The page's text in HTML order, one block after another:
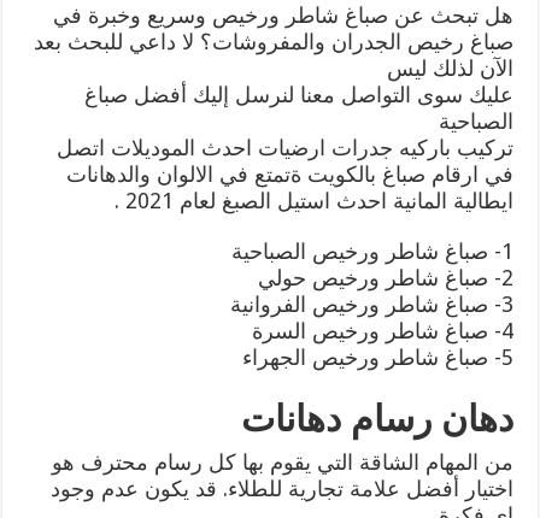
هل تبحث عن صباغ شاطر ورخيص وسريع وخبرة في
صباغ رخيص الجدران والمفروشات؟ لا داعي للبحث بعد
الآن لذلك ليس
عليك سوى التواصل معنا لنرسل إليك أفضل صباغ
الصباحية
تركيب باركيه جدرات ارضيات احدث الموديلات اتصل
في ارقام صباغ بالكويت ةتمتع في الالوان والدهانات
ايطالية المانية احدث استيل الصبغ لعام 2021 .
1- صباغ شاطر ورخيص الصباحية
2- صباغ شاطر ورخيص حولي
3- صباغ شاطر ورخيص الفروانية
4- صباغ شاطر ورخيص السرة
5- صباغ شاطر ورخيص الجهراء
دهان رسام دهانات
من المهام الشاقة التي يقوم بها كل رسام محترف هو
اختيار أفضل علامة تجارية للطلاء. قد يكون عدم وجود